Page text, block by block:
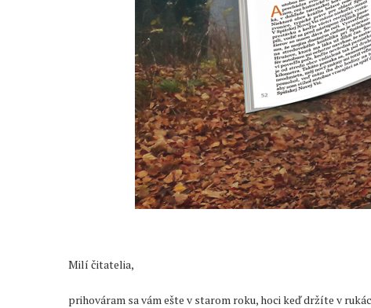
Milí čitatelia,
prihováram sa vám ešte v starom roku, hoci keď držíte v